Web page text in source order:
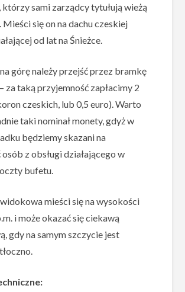
sami zarządcy tytułują wieżą
się on na dachu czeskiej
od lat na Śnieżce.
górę należy przejść przez bramkę
za taką przyjemność zapłacimy 2
czeskich, lub 0,5 euro). Warto
taki nominał monety, gdyż w
będziemy skazani na
z obsługi działającego w
bufetu.
mieści się na wysokości
i może okazać się ciekawą
gdy na samym szczycie jest